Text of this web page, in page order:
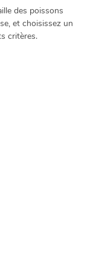
des poissons
et choisissez un
critères.